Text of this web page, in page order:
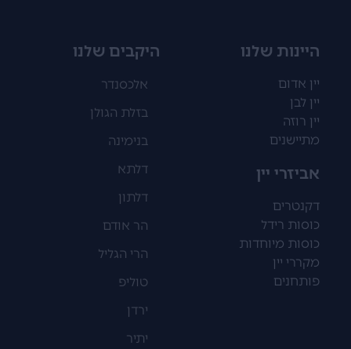
היינות שלנו
יין אדום
יין לבן
יין רוזה
מתיישנים
אביזרי יין
דקנטרים
כוסות רידל
כוסות מיוחדות
מקררי יין
פותחנים
היקבים שלנו
אלכסנדר
בזלת הגולן
בנימינה
דלתא
דלתון
הר אודם
הרי הגליל
טוליפ
ירדן
יתיר